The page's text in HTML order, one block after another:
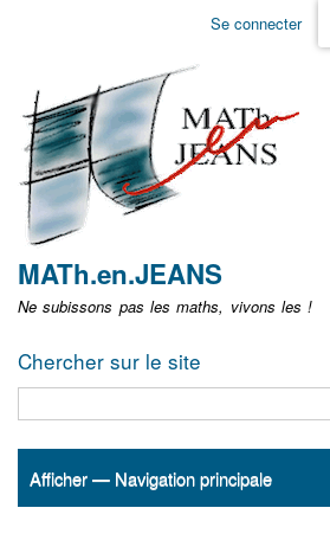
Aller
non
identifié
Se connecter
MATh.en.JEANS
Ne subissons pas les maths, vivons les !
Chercher sur le site
Navigation
Afficher — Navigation principale